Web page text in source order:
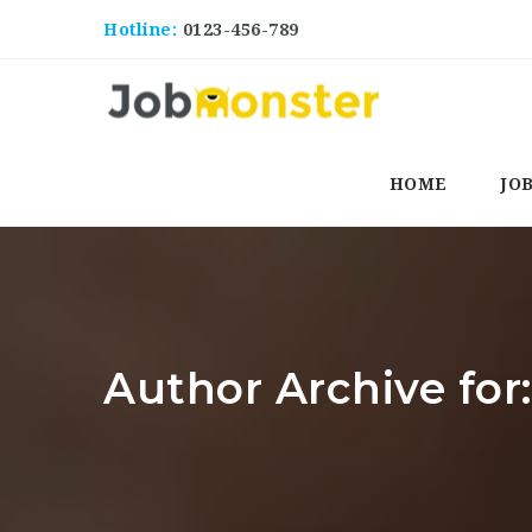
Hotline: 0123-456-789
HOME
Author Archive